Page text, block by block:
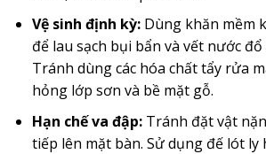
Vệ sinh định kỳ:Dùng khăn mềm
để lau sạch bụi bẩn và vết nước
Tránh dùng các hóa chất tẩy rửa
hỏng lớp sơn và bề mặt gỗ.
Hạn chế va đập:Tránh đặt vật
tiếp lên mặt bàn. Sử dụng đế lót ly